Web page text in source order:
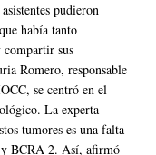
pudieron
había tanto
compartir sus
Romero, responsable
se centró en el
La experta
tumores es una falta
y BCRA 2. Así, afirmó